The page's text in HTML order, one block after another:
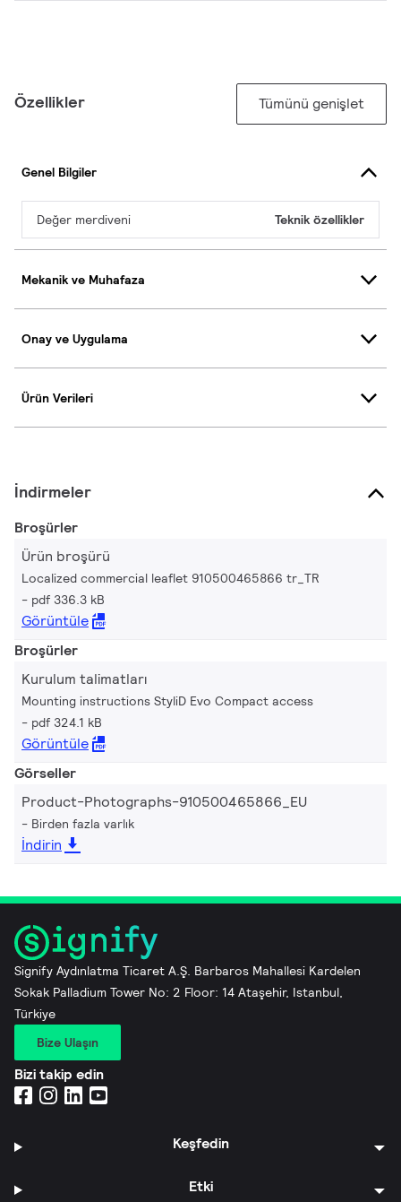
Özellikler Tümünü genişlet
Genel Bilgiler
Değer merdiveni Teknik özellikler
Mekanik ve Muhafaza
Onay ve Uygulama
Ürün Verileri
İndirmeler
Broşürler
Ürün broşürü
Localized commercial leaflet 910500465866 tr_TR
pdf 336.3 kB
Görüntüle
Broşürler
Kurulum talimatları
Mounting instructions StyliD Evo Compact access
pdf 324.1 kB
Görüntüle
Görseller
Product-Photographs-910500465866_EU
Birden fazla varlık
İndirin
Signify Aydınlatma Ticaret A.Ş. Barbaros Mahallesi Kardelen
Sokak Palladium Tower No: 2 Floor: 14 Ataşehir, Istanbul,
Türkiye
Bize Ulaşın
Bizi takip edin
Keşfedin
Etki